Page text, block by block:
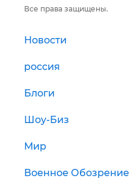
Все права защищены.
Новости
россия
Блоги
Шоу-Биз
Мир
Военное Обозрение